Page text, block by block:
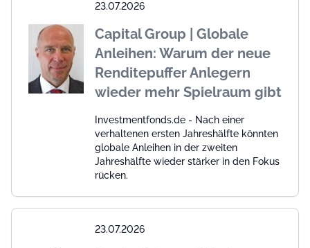
23.07.2026
Capital Group | Globale
Anleihen: Warum der neue
Renditepuffer Anlegern
wieder mehr Spielraum gibt
Investmentfonds.de - Nach einer
verhaltenen ersten Jahreshälfte könnten
globale Anleihen in der zweiten
Jahreshälfte wieder stärker in den Fokus
rücken.
23.07.2026